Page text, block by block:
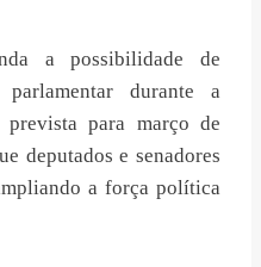
a possibilidade de
durante a
para março de
deputados e senadores
a força política